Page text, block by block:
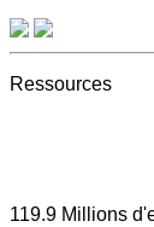
Ressources
119.9 Millions